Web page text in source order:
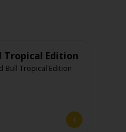
Tropical Edition
Bull Tropical Edition